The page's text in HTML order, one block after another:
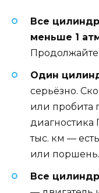
Все
меньше 1
Продолжайте
Один
серьёзно.
или пробита
диагностика
тыс. км —
или поршень.
Все